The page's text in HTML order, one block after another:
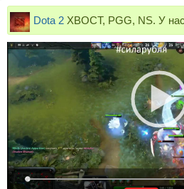
Dota 2 XBOCT, PGG, NS. У